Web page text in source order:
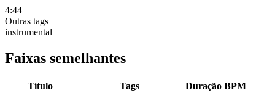
4:44
Outras tags
instrumental
Faixas semelhantes
Título Tags Duração BPM